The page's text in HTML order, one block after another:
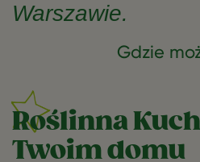
Warszawie.
Gdzie
Roślinna
Twoim domu